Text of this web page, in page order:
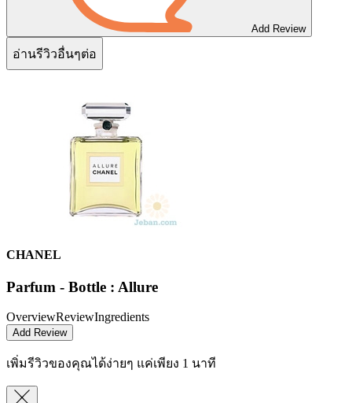
Add Review
อ่านรีวิวอื่นๆต่อ
CHANEL
Parfum - Bottle : Allure
OverviewReviewIngredients
Add Review
เพิ่มรีวิวของคุณได้ง่ายๆ แค่เพียง 1 นาที